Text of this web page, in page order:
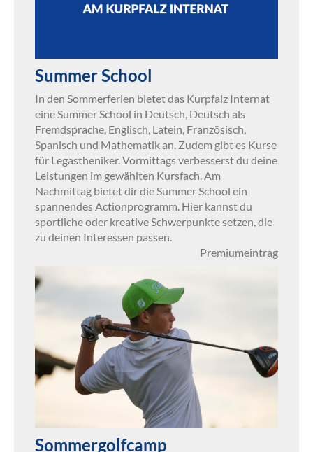
Summer School
In den Sommerferien bietet das Kurpfalz Internat
eine Summer School in Deutsch, Deutsch als
Fremdsprache, Englisch, Latein, Französisch,
Spanisch und Mathematik an. Zudem gibt es Kurse
für Legastheniker. Vormittags verbesserst du deine
Leistungen im gewählten Kursfach. Am
Nachmittag bietet dir die Summer School ein
spannendes Actionprogramm. Hier kannst du
sportliche oder kreative Schwerpunkte setzen, die
zu deinen Interessen passen.
Premiumeintrag
Sommergolfcamp